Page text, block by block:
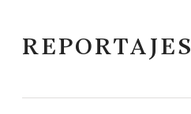
REPORTAJES